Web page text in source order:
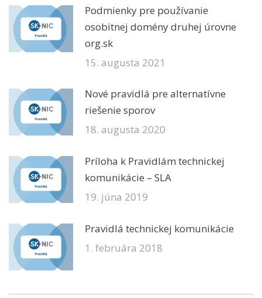
Podmienky pre používanie
osobitnej domény druhej úrovne
org.sk
15. augusta 2021
Nové pravidlá pre alternatívne
riešenie sporov
18. augusta 2020
Príloha k Pravidlám technickej
komunikácie – SLA
19. júna 2019
Pravidlá technickej komunikácie
1. februára 2018